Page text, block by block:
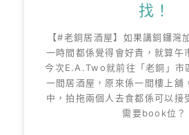
找！
【#老銅居酒屋】如果講銅鑼灣
一時間都係覺得會好貴，就算午
今次E.A.Two就前往「老銅」市
一間居酒屋，原來係一間樓上舖
中，拍拖兩個人去食都係可以接
需要book位？